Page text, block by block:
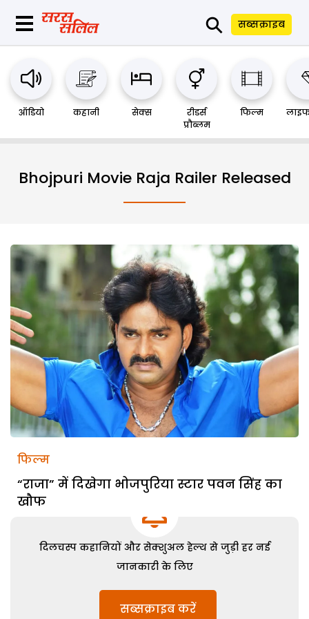
⚲ सब्सक्राइब
ऑडियो कहानी सेक्स
रीडर्स
प्रौब्लम
फिल्म
Bhojpuri Movie Raja Railer Released
फिल्म
“राजा” में दिखेगा भोजपुरिया स्टार पवन सिंह का
खौफ
दिलचस्प कहानियों और सेक्शुअल हेल्थ से जुड़ी हर नई
जानकारी के लिए
सब्सक्राइब करें